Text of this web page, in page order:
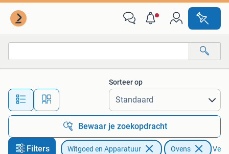
Alle afstanden…
Sorteer op
Bewaar je zoekopdracht
Filters Witgoed en Apparatuur Ovens